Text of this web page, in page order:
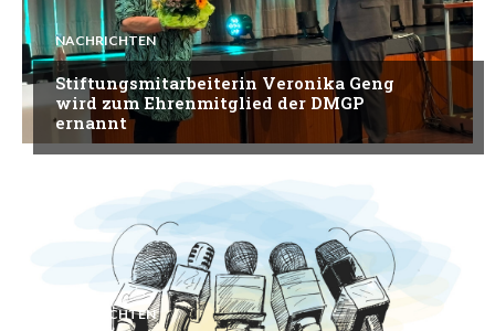
NACHRICHTEN
Stiftungsmitarbeiterin Veronika Geng
wird zum Ehrenmitglied der DMGP
ernannt
NACHRICHTEN